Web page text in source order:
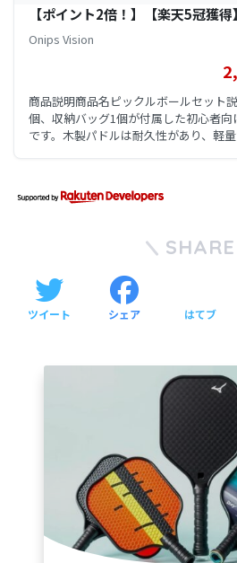
【ポイント2倍！】【楽天5冠獲
Onips Vision
商品説明商品名ピックルボールセット
個、収納バッグ1個が付属した初心者
です。木製パドルは耐久性があり、軽
SHARE
ツイート シェア はてブ